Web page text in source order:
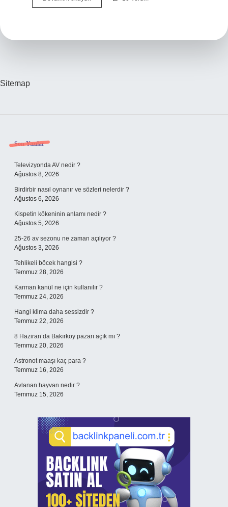
Yerleşmesi
Sitemap
Sidebar
Son Yazılar
Televizyonda AV nedir ?
Ağustos 8, 2026
Birdirbir nasıl oynanır ve sözleri nelerdir ?
Ağustos 6, 2026
Kispetin kökeninin anlamı nedir ?
Ağustos 5, 2026
25-26 av sezonu ne zaman açılıyor ?
Ağustos 3, 2026
Tehlikeli böcek hangisi ?
Temmuz 28, 2026
Karman kanül ne için kullanılır ?
Temmuz 24, 2026
Hangi klima daha sessizdir ?
Temmuz 22, 2026
8 Haziran’da Bakırköy pazarı açık mı ?
Temmuz 20, 2026
Astronot maaşı kaç para ?
Temmuz 16, 2026
Avlanan hayvan nedir ?
Temmuz 15, 2026